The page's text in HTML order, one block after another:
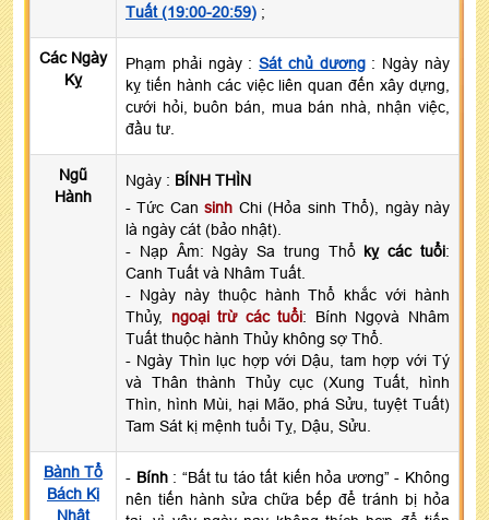
Tuất (19:00-20:59) ;
Các Ngày
Kỵ
Phạm phải ngày : Sát chủ dương: Ngày này
kỵ tiến hành các việc liên quan đến xây dựng,
cưới hỏi, buôn bán, mua bán nhà, nhận việc,
đầu tư.
Ngũ
Hành
Ngày : BÍNH THÌN
- Tức Cansinh Chi (Hỏa sinh Thổ), ngày này
là ngày cát (bảo nhật).
- Nạp Âm: Ngày Sa trung Thổ kỵ các tuổi:
Canh Tuất và Nhâm Tuất.
- Ngày này thuộc hành Thổ khắc với hành
Thủy, ngoại trừ các tuổi: Bính Ngọvà Nhâm
Tuất thuộc hành Thủy không sợ Thổ.
- Ngày Thìn lục hợp với Dậu, tam hợp với Tý
và Thân thành Thủy cục (Xung Tuất, hình
Thìn, hình Mùi, hại Mão, phá Sửu, tuyệt Tuất)
Tam Sát kị mệnh tuổi Tỵ, Dậu, Sửu.
Bành Tổ
Bách Kị
Nhật
- Bính: “Bất tu táo tất kiến hỏa ương” - Không
nên tiến hành sửa chữa bếp để tránh bị hỏa